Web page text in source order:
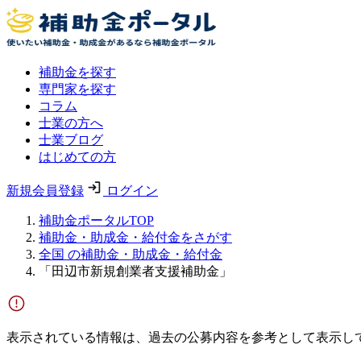
補助金を探す
専門家を探す
コラム
士業の方へ
士業ブログ
はじめての方
新規会員登録 ログイン
補助金ポータルTOP
補助金・助成金・給付金をさがす
全国 の補助金・助成金・給付金
「田辺市新規創業者支援補助金」
表示されている情報は、過去の公募内容を参考として表示し